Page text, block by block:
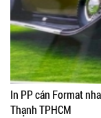
In PP cán Format
Thạnh TPHCM